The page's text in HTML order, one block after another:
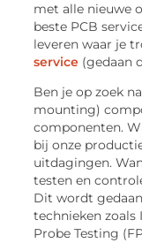
met alle nieuwe
beste PCB
leveren waar je
service (gedaan
Ben je op zoek
mounting)
componenten.
bij onze
uitdagingen.
testen en
Dit wordt
technieken zoals
Probe Testing